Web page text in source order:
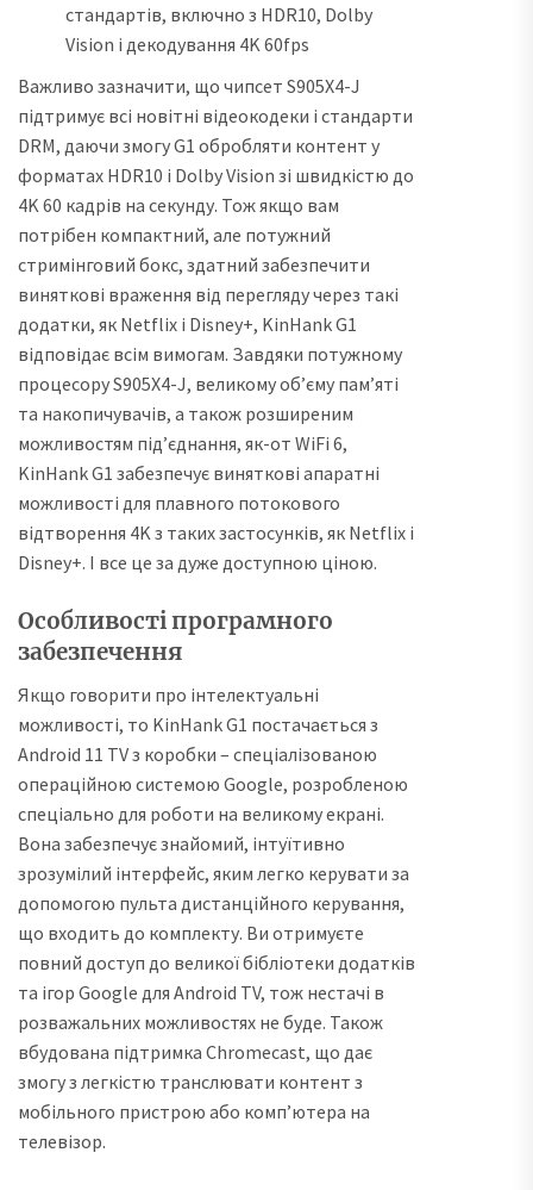
стандартів, включно з HDR10, Dolby
Vision і декодування 4K 60fps
Важливо зазначити, що чипсет S905X4-J
підтримує всі новітні відеокодеки і стандарти
DRM, даючи змогу G1 обробляти контент у
форматах HDR10 і Dolby Vision зі швидкістю до
4K 60 кадрів на секунду. Тож якщо вам
потрібен компактний, але потужний
стримінговий бокс, здатний забезпечити
виняткові враження від перегляду через такі
додатки, як Netflix і Disney+, KinHank G1
відповідає всім вимогам. Завдяки потужному
процесору S905X4-J, великому об’єму пам’яті
та накопичувачів, а також розширеним
можливостям під’єднання, як-от WiFi 6,
KinHank G1 забезпечує виняткові апаратні
можливості для плавного потокового
відтворення 4K з таких застосунків, як Netflix і
Disney+. І все це за дуже доступною ціною.
Особливості програмного
забезпечення
Якщо говорити про інтелектуальні
можливості, то KinHank G1 постачається з
Android 11 TV з коробки – спеціалізованою
операційною системою Google, розробленою
спеціально для роботи на великому екрані.
Вона забезпечує знайомий, інтуїтивно
зрозумілий інтерфейс, яким легко керувати за
допомогою пульта дистанційного керування,
що входить до комплекту. Ви отримуєте
повний доступ до великої бібліотеки додатків
та ігор Google для Android TV, тож нестачі в
розважальних можливостях не буде. Також
вбудована підтримка Chromecast, що дає
змогу з легкістю транслювати контент з
мобільного пристрою або комп’ютера на
телевізор.